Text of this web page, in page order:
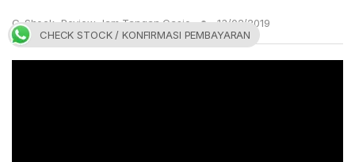
G-Shock,Review Jam Tangan Casio 13/02/2019
CHECK STOCK / KONFIRMASI PEMBAYARAN